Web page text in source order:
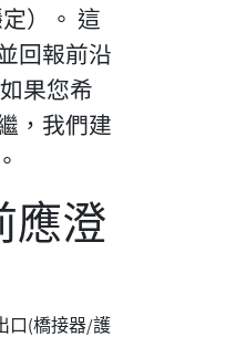
）。 這
回報前沿
果您希
，我們建
應澄
口(橋接器/護